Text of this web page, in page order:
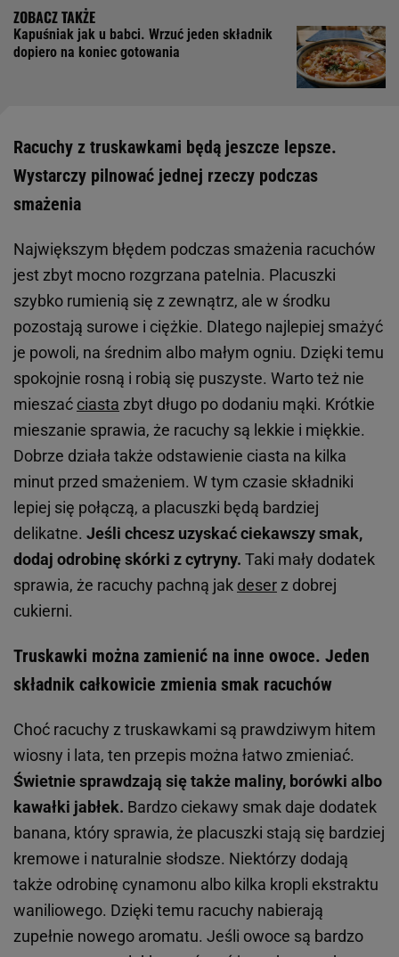
Kapuśniak jak u babci. Wrzuć jeden składnik
dopiero na koniec gotowania
Racuchy z truskawkami będą jeszcze lepsze.
Wystarczy pilnować jednej rzeczy podczas
smażenia
Największym błędem podczas smażenia racuchów
jest zbyt mocno rozgrzana patelnia. Placuszki
szybko rumienią się z zewnątrz, ale w środku
pozostają surowe i ciężkie. Dlatego najlepiej smażyć
je powoli, na średnim albo małym ogniu. Dzięki temu
spokojnie rosną i robią się puszyste. Warto też nie
mieszać ciasta zbyt długo po dodaniu mąki. Krótkie
mieszanie sprawia, że racuchy są lekkie i miękkie.
Dobrze działa także odstawienie ciasta na kilka
minut przed smażeniem. W tym czasie składniki
lepiej się połączą, a placuszki będą bardziej
delikatne. Jeśli chcesz uzyskać ciekawszy smak,
dodaj odrobinę skórki z cytryny. Taki mały dodatek
sprawia, że racuchy pachną jak deser z dobrej
cukierni.
Truskawki można zamienić na inne owoce. Jeden
składnik całkowicie zmienia smak racuchów
Choć racuchy z truskawkami są prawdziwym hitem
wiosny i lata, ten przepis można łatwo zmieniać.
Świetnie sprawdzają się także maliny, borówki albo
kawałki jabłek. Bardzo ciekawy smak daje dodatek
banana, który sprawia, że placuszki stają się bardziej
kremowe i naturalnie słodsze. Niektórzy dodają
także odrobinę cynamonu albo kilka kropli ekstraktu
waniliowego. Dzięki temu racuchy nabierają
zupełnie nowego aromatu. Jeśli owoce są bardzo